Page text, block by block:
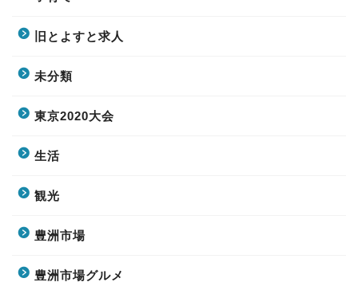
旧とよすと求人
未分類
東京2020大会
生活
観光
豊洲市場
豊洲市場グルメ